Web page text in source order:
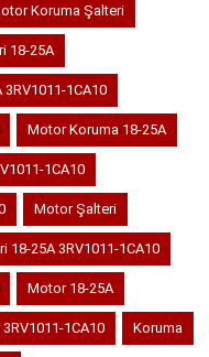
Koruma Şalteri
18-25A
1CA10
Motor Koruma 18-25A
1CA10
Motor Şalteri
18-25A 3RV1011-1CA10
Motor 18-25A
1CA10 Koruma